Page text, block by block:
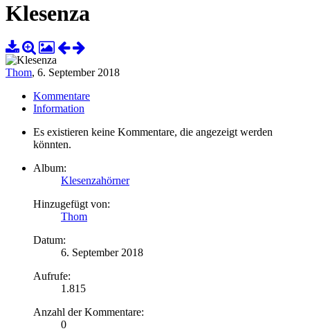
Klesenza
Thom, 6. September 2018
Kommentare
Information
Es existieren keine Kommentare, die angezeigt werden
könnten.
Album:
Klesenzahörner
Hinzugefügt von:
Thom
Datum:
6. September 2018
Aufrufe:
1.815
Anzahl der Kommentare:
0